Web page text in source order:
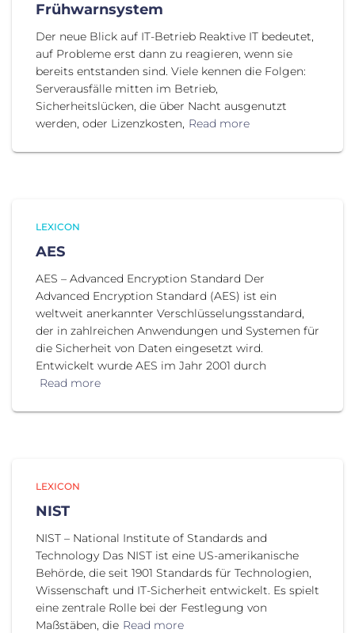
Frühwarnsystem
Der neue Blick auf IT-Betrieb Reaktive IT bedeutet,
auf Probleme erst dann zu reagieren, wenn sie
bereits entstanden sind. Viele kennen die Folgen:
Serverausfälle mitten im Betrieb,
Sicherheitslücken, die über Nacht ausgenutzt
werden, oder Lizenzkosten, Read more
LEXICON
AES
AES – Advanced Encryption Standard Der
Advanced Encryption Standard (AES) ist ein
weltweit anerkannter Verschlüsselungsstandard,
der in zahlreichen Anwendungen und Systemen für
die Sicherheit von Daten eingesetzt wird.
Entwickelt wurde AES im Jahr 2001 durch
Read more
LEXICON
NIST
NIST – National Institute of Standards and
Technology Das NIST ist eine US-amerikanische
Behörde, die seit 1901 Standards für Technologien,
Wissenschaft und IT-Sicherheit entwickelt. Es spielt
eine zentrale Rolle bei der Festlegung von
Maßstäben, die Read more